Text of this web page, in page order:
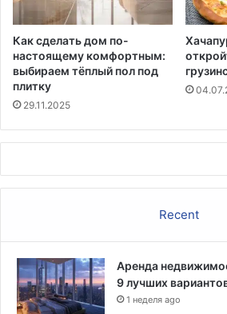
Как сделать дом по-
настоящему комфортным:
выбираем тёплый пол под
плитку
29.11.2025
Recent
Аренда
9 лучших
1 неделя ago